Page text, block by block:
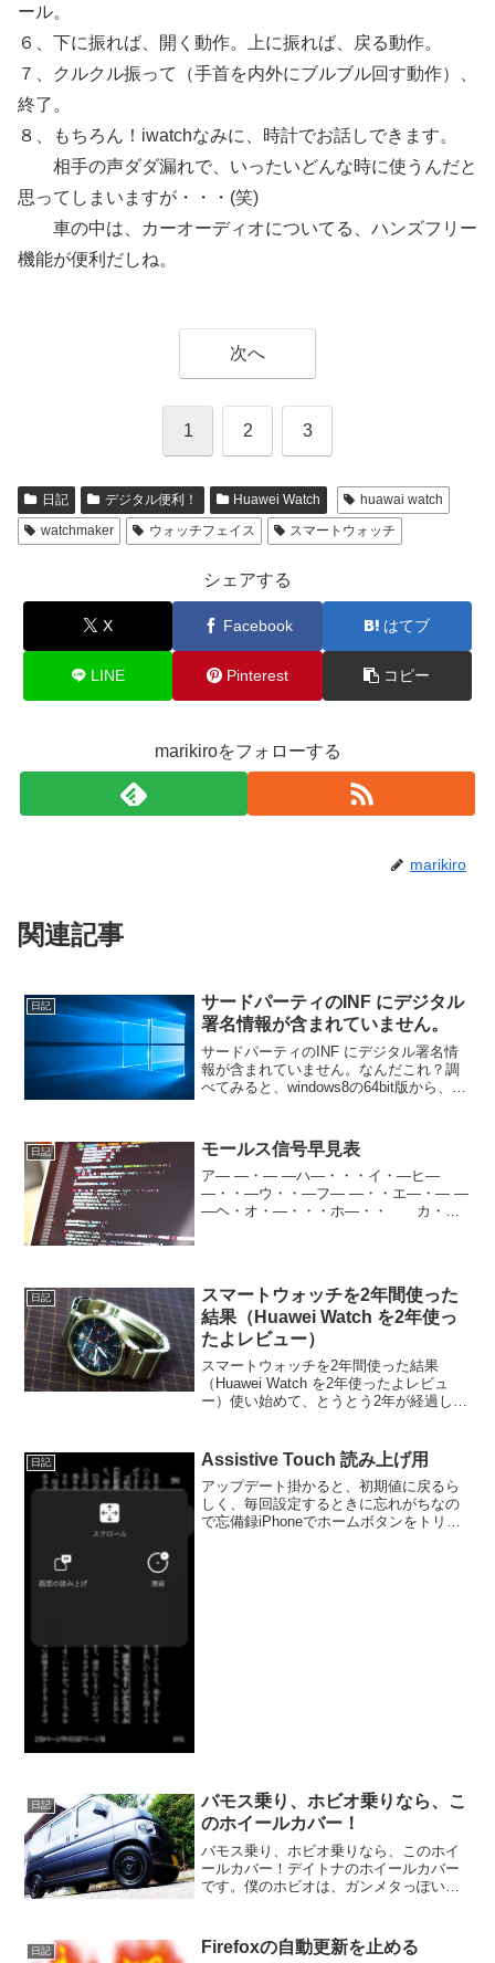
ール。
６、下に振れば、開く動作。上に振れば、戻る動作。
７、クルクル振って（手首を内外にブルブル回す動作）、
終了。
８、もちろん！iwatchなみに、時計でお話しできます。
相手の声ダダ漏れで、いったいどんな時に使うんだと
思ってしまいますが・・・(笑)
車の中は、カーオーディオについてる、ハンズフリー
機能が便利だしね。
次へ
1 2 3
日記 デジタル便利！ Huawei Watch
huawai watch
watchmaker
ウォッチフェイス スマートウォッチ
シェアする
X Facebook はてブ
LINE Pinterest コピー
marikiroをフォローする
marikiro
関連記事
日記
サードパーティのINF にデジタル
署名情報が含まれていません。
サードパーティのINF にデジタル署名情
報が含まれていません。なんだこれ？調
べてみると、windows8の64bit版から、ド
れているとのこと。だから、これを解除
しない...
日記 モールス信号早見表
ア― ―・― ―ハ―・・・イ・―ヒ―
―・・―ウ・・―フ― ―・・エ―・― ―
―ヘ・オ・―・・・ホ―・・ カ・
日記
スマートウォッチを2年間使った
結果（Huawei Watch を2年使っ
たよレビュー）
スマートウォッチを2年間使った結果
（Huawei Watch を2年使ったよレビュ
ー）使い始めて、とうとう2年が経過しま
地方住まいの僕はなおさら、そんな視線
日記 Assistive Touch 読み上げ用
アップデート掛かると、初期値に戻るら
しく、毎回設定するときに忘れがちなの
で忘備録iPhoneでホームボタンをトリプ
日記
バモス乗り、ホビオ乗りなら、こ
のホイールカバー！
バモス乗り、ホビオ乗りなら、このホイ
ールカバー！デイトナのホイールカバー
です。僕のホビオは、ガンメタっぽい、
ボーで雪山にも行くから、スタッドレス
にも履き替えます。通常で...
日記 Firefoxの自動更新を止める